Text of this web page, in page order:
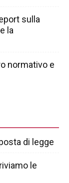
sulla
la
normativo e
di legge
le